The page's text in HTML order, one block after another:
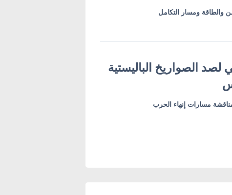
والطاقة ومسار التكامل
الصواريخ الباليستية
مسارات إنهاء الحرب